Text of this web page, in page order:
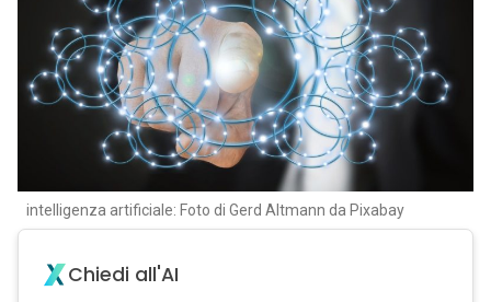
intelligenza artificiale: Foto di Gerd Altmann da Pixabay
Chiedi all'AI